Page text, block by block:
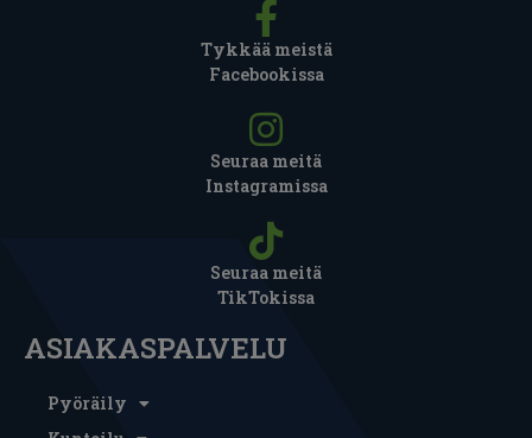
Tykkää meistä
Facebookissa
Seuraa meitä
Instagramissa
Seuraa meitä
TikTokissa
ASIAKASPALVELU
Pyöräily